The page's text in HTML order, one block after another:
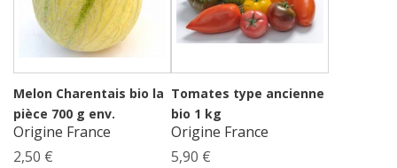
Melon Charentais bio la
pièce 700 g env.
Origine France
2,50 €
Tomates type ancienne
bio 1 kg
Origine France
5,90 €